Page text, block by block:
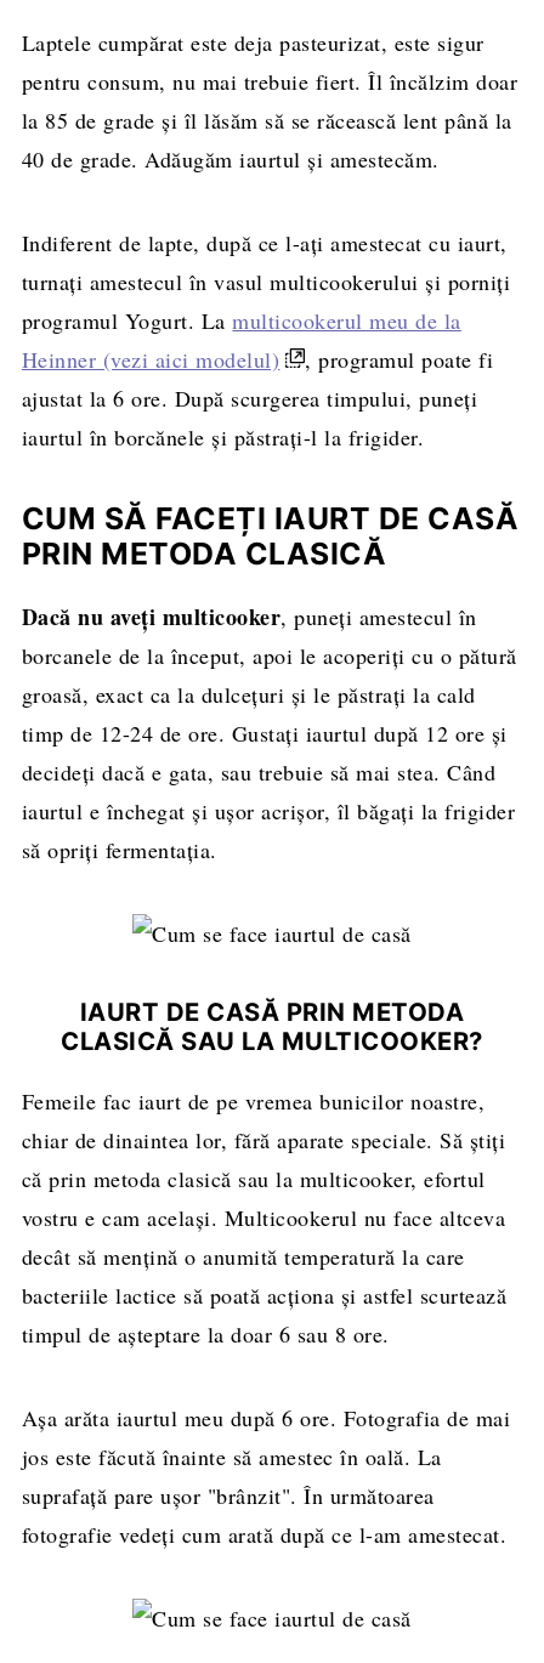
Laptele cumpărat este deja pasteurizat, este sigur
pentru consum, nu mai trebuie fiert. Îl încălzim doar
la 85 de grade și îl lăsăm să se răcească lent până la
40 de grade. Adăugăm iaurtul și amestecăm.
Indiferent de lapte, după ce l-ați amestecat cu iaurt,
turnați amestecul în vasul multicookerului și porniți
programul Yogurt. Lamulticookerul meu de la
Heinner (vezi aici modelul)
, programul poate fi
ajustat la 6 ore. După scurgerea timpului, puneți
iaurtul în borcănele și păstrați-l la frigider.
CUM SĂ FACEȚI IAURT DE CASĂ
PRIN METODA CLASICĂ
Dacă nu aveți multicooker, puneți amestecul în
borcanele de la început, apoi le acoperiți cu o pătură
groasă, exact ca la dulcețuri și le păstrați la cald
timp de 12-24 de ore. Gustați iaurtul după 12 ore și
decideți dacă e gata, sau trebuie să mai stea. Când
iaurtul e închegat și ușor acrișor, îl băgați la frigider
să opriți fermentația.
IAURT DE CASĂ PRIN METODA
CLASICĂ SAU LA MULTICOOKER?
Femeile fac iaurt de pe vremea bunicilor noastre,
chiar de dinaintea lor, fără aparate speciale. Să știți
că prin metoda clasică sau la multicooker, efortul
vostru e cam același. Multicookerul nu face altceva
decât să mențină o anumită temperatură la care
bacteriile lactice să poată acționa și astfel scurtează
timpul de așteptare la doar 6 sau 8 ore.
Așa arăta iaurtul meu după 6 ore. Fotografia de mai
jos este făcută înainte să amestec în oală. La
suprafață pare ușor "brânzit". În următoarea
fotografie vedeți cum arată după ce l-am amestecat.